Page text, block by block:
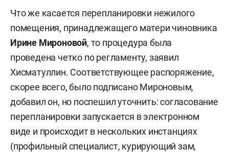
Что же касается перепланировки нежилого
помещения, принадлежащего матери чиновника
Ирине Мироновой, то процедура была
проведена четко по регламенту, заявил
Хисматуллин. Соответствующее распоряжение,
скорее всего, было подписано Мироновым,
добавил он, но поспешил уточнить: согласование
перепланировки запускается в электронном
виде и происходит в нескольких инстанциях
(профильный специалист, курирующий зам,